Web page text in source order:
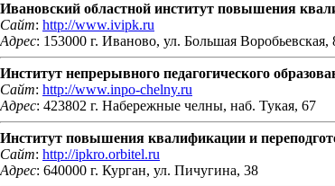
Ивановский областной институт повышения
Сайт: http://www.ivipk.ru
Адрес: 153000 г. Иваново, ул. Большая Воробьевская,
Институт непрерывного педагогического
Сайт: http://www.inpo-chelny.ru
Адрес: 423802 г. Набережные челны, наб. Тукая, 67
Институт повышения квалификации и
Сайт: http://ipkro.orbitel.ru
Адрес: 640000 г. Курган, ул. Пичугина, 38